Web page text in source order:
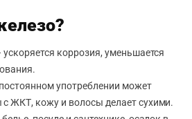
ускоряется коррозия, уменьшается
употреблении может
ЖКТ, кожу и волосы делает сухими.